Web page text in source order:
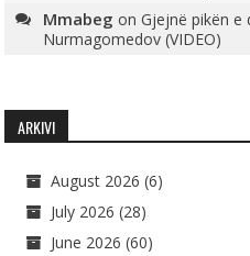
Mmabeg onGjejnë pikën e
Nurmagomedov (VIDEO)
ARKIVI
August 2026 (6)
July 2026 (28)
June 2026 (60)